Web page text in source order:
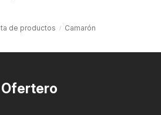
de productos Camarón
Ofertero